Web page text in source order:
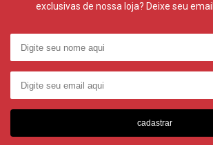
exclusivas de nossa loja? Deixe seu
cadastrar